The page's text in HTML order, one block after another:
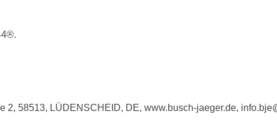
2, 58513, LÜDENSCHEID, DE, www.busch-jaeger.de,